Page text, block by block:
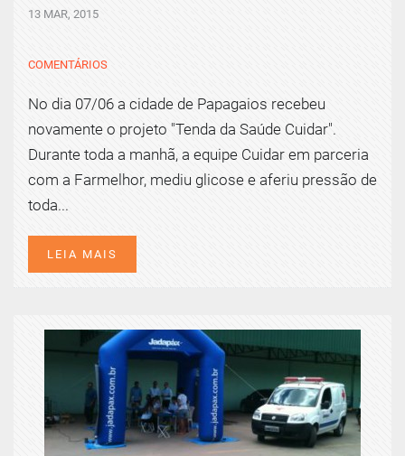
13 MAR, 2015
COMENTÁRIOS
No dia 07/06 a cidade de Papagaios recebeu
novamente o projeto "Tenda da Saúde Cuidar".
Durante toda a manhã, a equipe Cuidar em parceria
com a Farmelhor, mediu glicose e aferiu pressão de
toda...
LEIA MAIS